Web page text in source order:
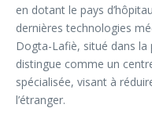
en dotant le pays
dernières technologies
Dogta-Lafiè, situé dans la
distingue comme un
spécialisée, visant à
l’étranger.